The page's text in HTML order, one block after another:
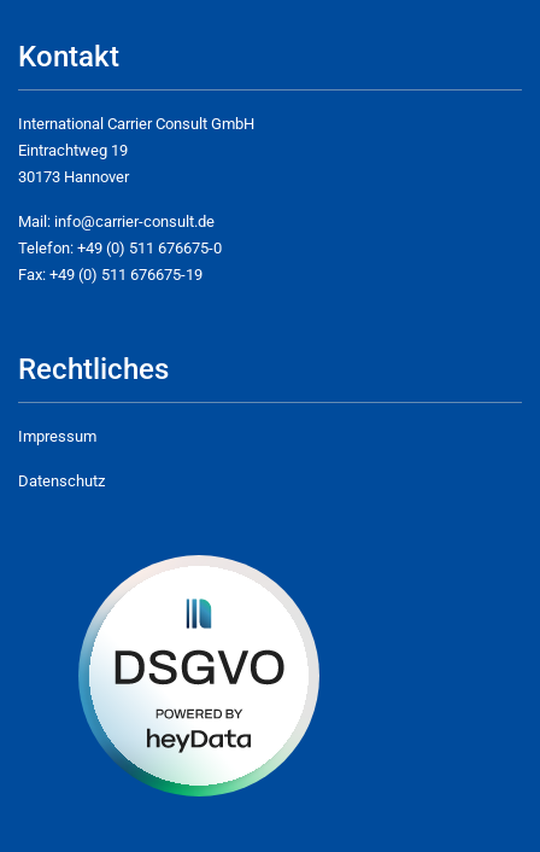
Kontakt
International Carrier Consult GmbH
Eintrachtweg 19
30173 Hannover
Mail: info@carrier-consult.de
Telefon: +49 (0) 511 676675-0
Fax: +49 (0) 511 676675-19
Rechtliches
Impressum
Datenschutz